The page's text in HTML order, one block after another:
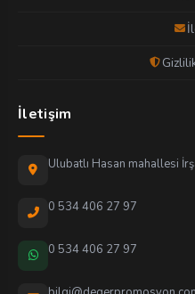
İletişim
Ulubatlı Hasan mahallesi
0 534 406 27 97
0 534 406 27 97